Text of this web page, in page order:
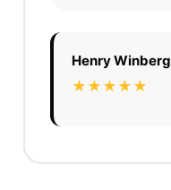
Henry Winberg
★★★★★